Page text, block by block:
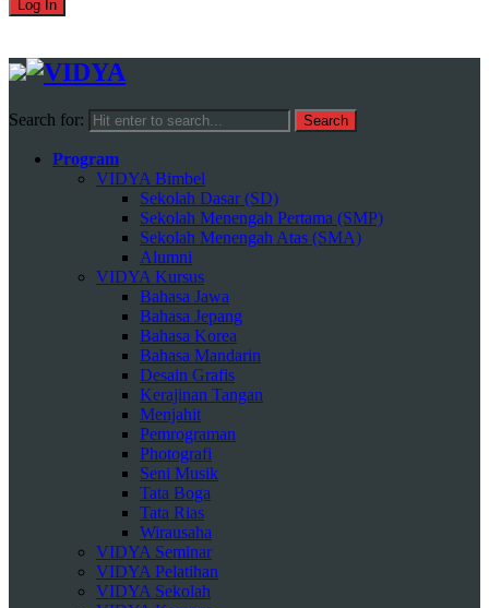
Search for:
Program
VIDYA Bimbel
Sekolah Dasar (SD)
Sekolah Menengah Pertama (SMP)
Sekolah Menengah Atas (SMA)
Alumni
VIDYA Kursus
Bahasa Jawa
Bahasa Jepang
Bahasa Korea
Bahasa Mandarin
Desain Grafis
Kerajinan Tangan
Menjahit
Pemrograman
Photografi
Seni Musik
Tata Boga
Tata Rias
Wirausaha
VIDYA Seminar
VIDYA Pelatihan
VIDYA Sekolah